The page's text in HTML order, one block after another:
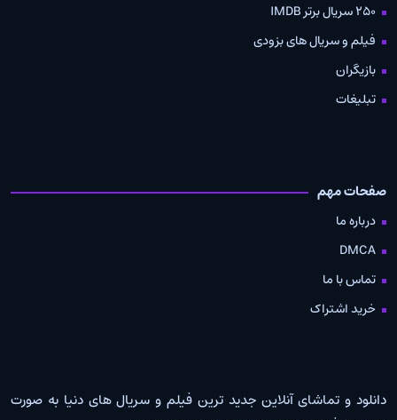
250 سریال برتر IMDB
فیلم و سریال های بزودی
بازیگران
تبلیغات
صفحات مهم
درباره ما
DMCA
تماس با ما
خرید اشتراک
دانلود و تماشای آنلاین جدید ترین فیلم و سریال های دنیا به صورت